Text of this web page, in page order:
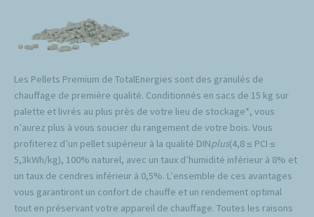
Les Pellets Premium de TotalEnergies sont des granulés de
chauffage de première qualité. Conditionnés en sacs de 15 kg sur
palette et livrés au plus près de votre lieu de stockage*, vous
n’aurez plus à vous soucier du rangement de votre bois. Vous
profiterez d’un pellet supérieur à la qualité DINplus(4,8 ≤ PCI ≤
5,3kWh/kg), 100% naturel, avec un taux d’humidité inférieur à 8% et
un taux de cendres inférieur à 0,5%. L’ensemble de ces avantages
vous garantiront un confort de chauffe et un rendement optimal
tout en préservant votre appareil de chauffage. Toutes les raisons